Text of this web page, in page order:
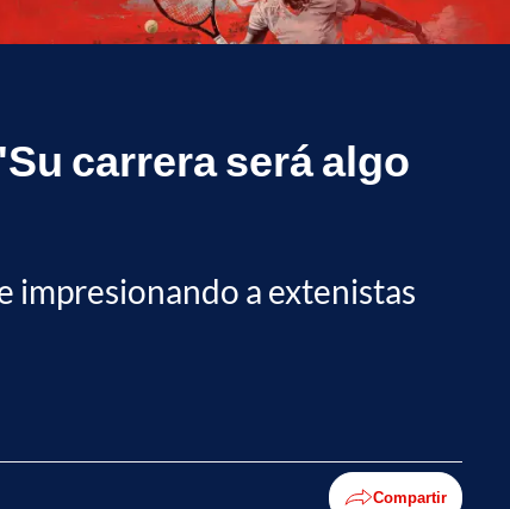
carrera será algo
impresionando a extenistas
Compartir